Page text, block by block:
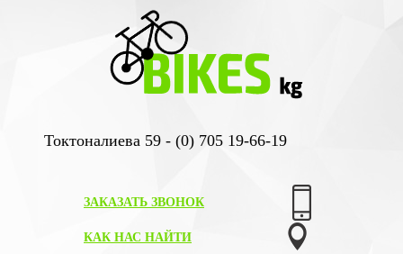
Токтоналиева 59 - (0) 705 19-66-19
ЗАКАЗАТЬ ЗВОНОК
КАК НАС НАЙТИ